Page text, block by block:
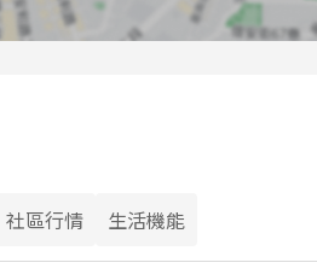
社區行情 生活機能